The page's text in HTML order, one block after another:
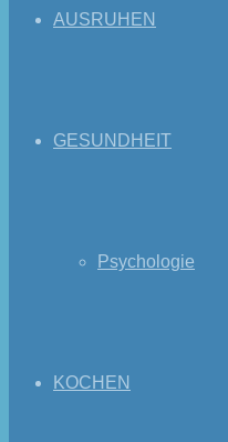
AUSRUHEN
GESUNDHEIT
Psychologie
KOCHEN